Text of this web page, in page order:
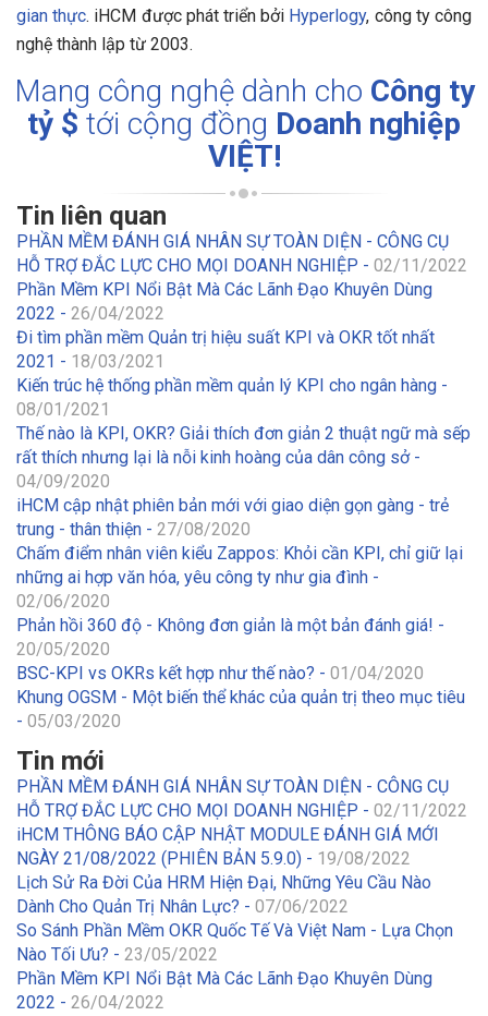
gian thực. iHCM được phát triển bởi Hyperlogy, công ty công
nghệ thành lập từ 2003.
Mang công nghệ dành cho Công ty
tỷ $ tới cộng đồng Doanh nghiệp
VIỆT!
Tin liên quan
PHẦN MỀM ĐÁNH GIÁ NHÂN SỰ TOÀN DIỆN - CÔNG CỤ
HỖ TRỢ ĐẮC LỰC CHO MỌI DOANH NGHIỆP - 02/11/2022
Phần Mềm KPI Nổi Bật Mà Các Lãnh Đạo Khuyên Dùng
2022 - 26/04/2022
Đi tìm phần mềm Quản trị hiệu suất KPI và OKR tốt nhất
2021 - 18/03/2021
Kiến trúc hệ thống phần mềm quản lý KPI cho ngân hàng -
08/01/2021
Thế nào là KPI, OKR? Giải thích đơn giản 2 thuật ngữ mà sếp
rất thích nhưng lại là nỗi kinh hoàng của dân công sở -
04/09/2020
iHCM cập nhật phiên bản mới với giao diện gọn gàng - trẻ
trung - thân thiện - 27/08/2020
Chấm điểm nhân viên kiểu Zappos: Khỏi cần KPI, chỉ giữ lại
những ai hợp văn hóa, yêu công ty như gia đình -
02/06/2020
Phản hồi 360 độ - Không đơn giản là một bản đánh giá! -
20/05/2020
BSC-KPI vs OKRs kết hợp như thế nào? - 01/04/2020
Khung OGSM - Một biến thể khác của quản trị theo mục tiêu
- 05/03/2020
Tin mới
PHẦN MỀM ĐÁNH GIÁ NHÂN SỰ TOÀN DIỆN - CÔNG CỤ
HỖ TRỢ ĐẮC LỰC CHO MỌI DOANH NGHIỆP - 02/11/2022
iHCM THÔNG BÁO CẬP NHẬT MODULE ĐÁNH GIÁ MỚI
NGÀY 21/08/2022 (PHIÊN BẢN 5.9.0) - 19/08/2022
Lịch Sử Ra Đời Của HRM Hiện Đại, Những Yêu Cầu Nào
Dành Cho Quản Trị Nhân Lực? - 07/06/2022
So Sánh Phần Mềm OKR Quốc Tế Và Việt Nam - Lựa Chọn
Nào Tối Ưu? - 23/05/2022
Phần Mềm KPI Nổi Bật Mà Các Lãnh Đạo Khuyên Dùng
2022 - 26/04/2022